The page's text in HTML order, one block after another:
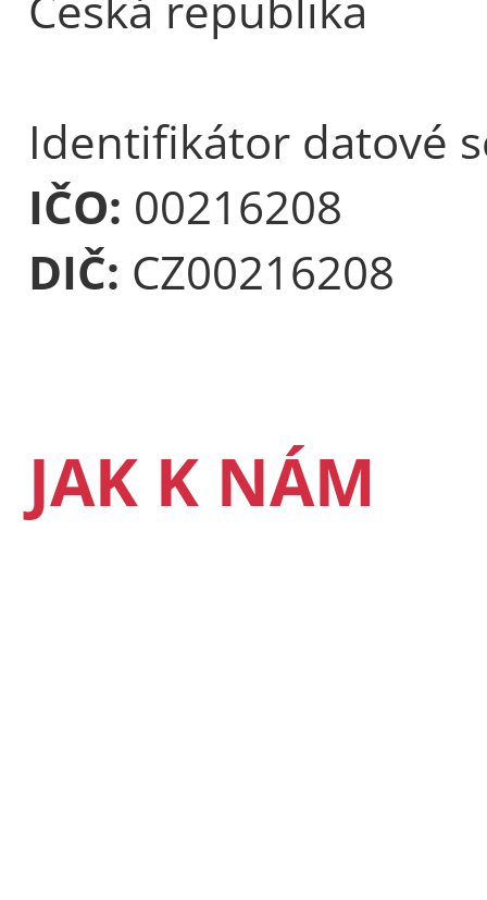
Identifikátor datové
IČO: 00216208
DIČ: CZ00216208
JAK K NÁM